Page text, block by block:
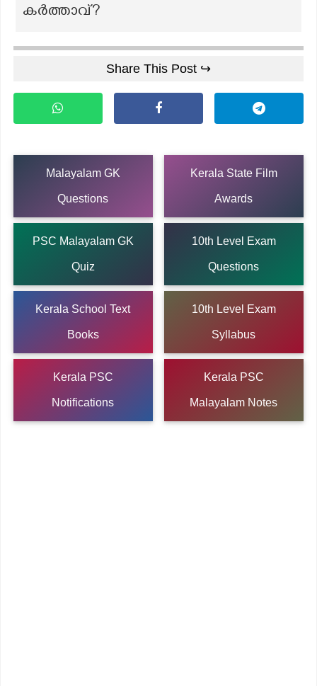
കർത്താവ്?
Share This Post ↪
Malayalam GK
Questions
Kerala State Film
Awards
PSC Malayalam GK
Quiz
10th Level Exam
Questions
Kerala School Text
Books
10th Level Exam
Syllabus
Kerala PSC
Notifications
Kerala PSC
Malayalam Notes